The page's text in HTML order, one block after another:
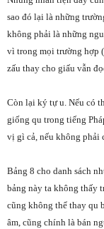
sao đó lại là những
không phải là những
vì trong mọi trường hợp
zấu thay cho giấu vẫn
Còn lại ký tự u. Nếu có
giống qu trong tiếng
vị gì cả, nếu không phải
Bảng 8 cho danh sách
bảng này ta không thấy
cũng không thể thay qu
âm, cũng chính là bán